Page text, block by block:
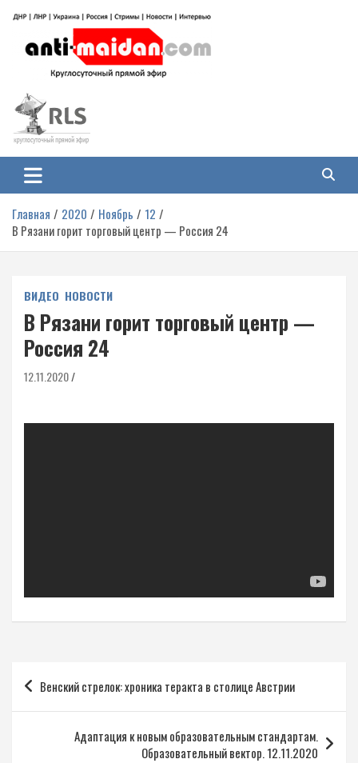
содержимому
Антимайдан: Гражданская война
на Украине
гражданской войне на Украине, включая события в Новороссии, ДНР,
ЛНР и других регионах.
Главная 2020 Ноябрь
12
В Рязани горит торговый центр — Россия 24
ВИДЕО НОВОСТИ
В Рязани горит торговый центр —
Россия 24
12.11.2020
Навигация
по
записям
Венский стрелок: хроника теракта в столице Австрии
Адаптация к новым образовательным стандартам.
Образовательный вектор. 12.11.2020